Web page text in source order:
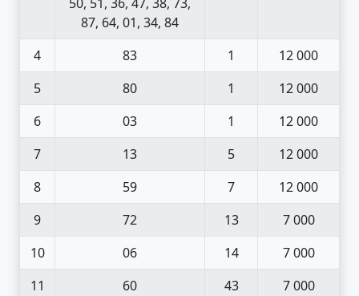
87, 64, 01, 34, 84
4
83 1
12 000
5
80 1
12 000
6
03 1
12 000
7
13 5
12 000
8
59 7
12 000
9
72 13
7 000
10
06 14
7 000
11
60 43
7 000